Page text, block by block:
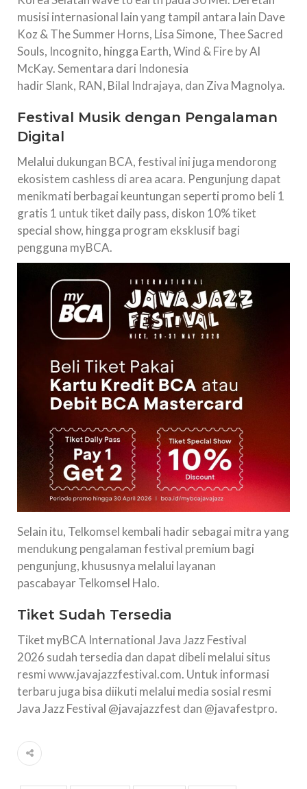
musisi internasional lain yang tampil antara lain Dave
Koz & The Summer Horns, Lisa Simone, Thee Sacred
Souls, Incognito, hingga Earth, Wind & Fire by Al
McKay. Sementara dari Indonesia
hadir Slank, RAN, Bilal Indrajaya, dan Ziva Magnolya.
Festival Musik dengan Pengalaman
Digital
Melalui dukungan BCA, festival ini juga mendorong
ekosistem cashless di area acara. Pengunjung dapat
menikmati berbagai keuntungan seperti promo beli 1
gratis 1 untuk tiket daily pass, diskon 10% tiket
special show, hingga program eksklusif bagi
pengguna myBCA.
Selain itu, Telkomsel kembali hadir sebagai mitra yang
mendukung pengalaman festival premium bagi
pengunjung, khususnya melalui layanan
pascabayar Telkomsel Halo.
Tiket Sudah Tersedia
Tiket myBCA International Java Jazz Festival
2026 sudah tersedia dan dapat dibeli melalui situs
resmi www.javajazzfestival.com. Untuk informasi
terbaru juga bisa diikuti melalui media sosial resmi
Java Jazz Festival @javajazzfest dan @javafestpro.